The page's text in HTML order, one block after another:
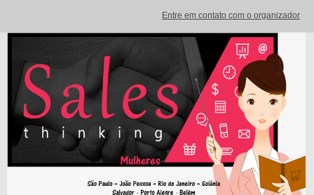
Entre em contato com o organizador